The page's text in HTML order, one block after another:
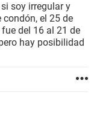
soy irregular y
condón, el 25 de
del 16 al 21 de
hay posibilidad